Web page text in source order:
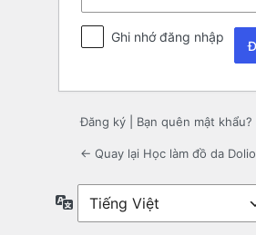
Ghi nhớ đăng nhập
Đăng ký Bạn quên mật khẩu?
← Quay lại Học làm đồ da Dolio
Ngôn
ngữ